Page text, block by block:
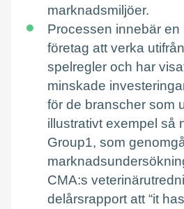
marknadsmiljöer.
Processen innebär en
företag att verka
spelregler och har
minskade
för de branscher som
illustrativt exempel så
Group1, som
CMA:s
delårsrapport att “it